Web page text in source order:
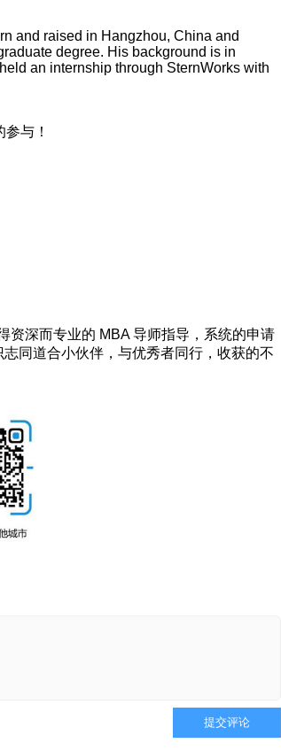
and raised in Hangzhou, China and
degree. His background is in
an internship through SternWorks with
与！
资深而专业的 MBA 导师指导，系统的申请
同道合小伙伴，与优秀者同行，收获的不
提交评论